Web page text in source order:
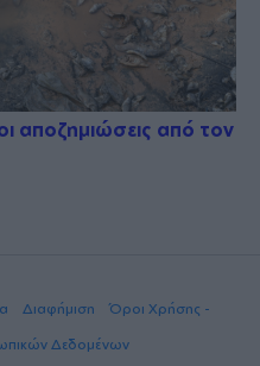
αποζημιώσεις από τον
Διαφήμιση
Όροι Χρήσης -
Δεδομένων